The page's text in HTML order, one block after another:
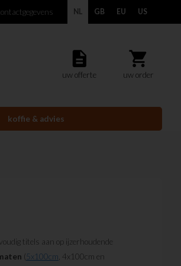
NL GB EU US
description
uw offerte
shopping_cart
uw order
koffie & advies
titels aan op ijzerhoudende
(5x100cm , 4x100cm en